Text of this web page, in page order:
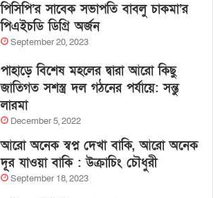
পিসিপি’র সাবেক সভাপতি বাবলু চাকমা’র
পিএইচডি ডিগ্রি অর্জন
September 20, 2023
পাহাড়ে বিশেষ মহলের দ্বারা আরো কিছু
জাতিগত সশস্ত্র দল গঠনের পর্যায়ে: সন্তু
লারমা
December 5, 2022
আরো অনেক স্বপ্ন দেখা বাকি, আরো অনেক
দূর যাওয়া বাকি : উক্রাচিং চৌধুরী
September 18, 2023